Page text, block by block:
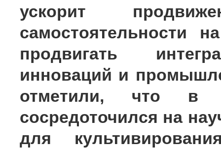
ускорит
самостоятельности
продвигать
инноваций и
отметили, что в
сосредоточился на
для